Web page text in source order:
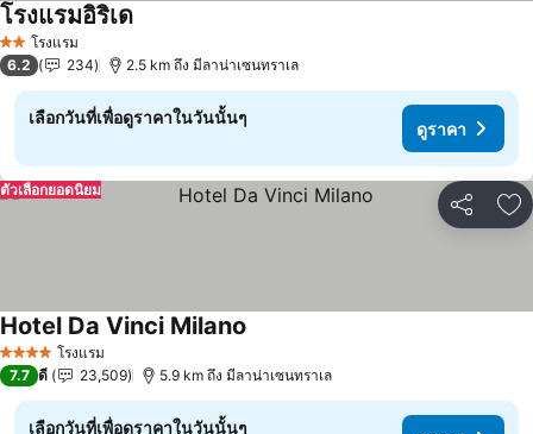
2 ดาวโรงแรม
โรงแรมอิริเดดูราคา
6.2 234 2.5 km ถึง มีลาน่าเซนทราเล
เลือกวันที่เพื่อดูราคาในวันนั้นๆ
ดูราคา
แชร์ เ
ตัวเลือกยอดนิยม
4 ดาว โรงแรม
Hotel Da Vinci Milano
7.7 ดี 23,509 5.9 km ถึง มีลาน่าเซนทราเล
เลือกวันที่เพื่อดูราคาในวันนั้นๆ